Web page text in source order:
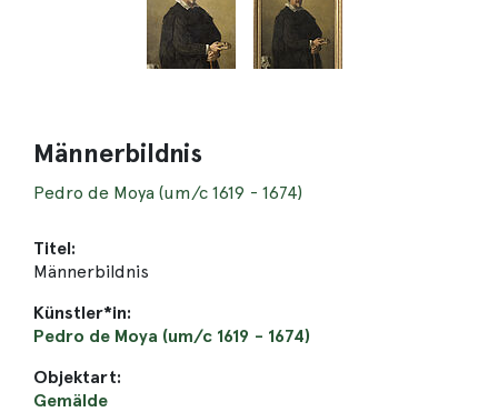
Männerbildnis
Pedro de Moya (um/c 1619 - 1674)
Titel:
Männerbildnis
Künstler*in:
Pedro de Moya (um/c 1619 - 1674)
Objektart:
Gemälde